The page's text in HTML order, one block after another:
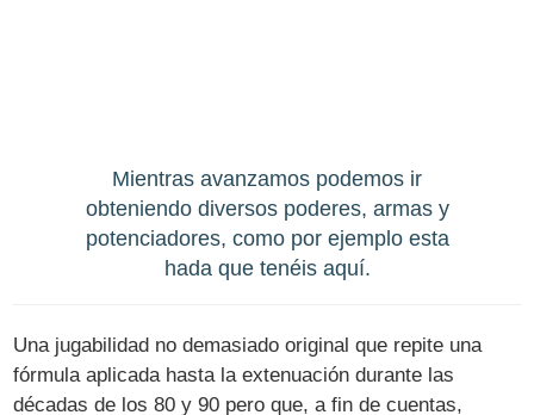
Mientras avanzamos podemos ir
obteniendo diversos poderes, armas y
potenciadores, como por ejemplo esta
hada que tenéis aquí.
Una jugabilidad no demasiado original que repite una
fórmula aplicada hasta la extenuación durante las
décadas de los 80 y 90 pero que, a fin de cuentas,